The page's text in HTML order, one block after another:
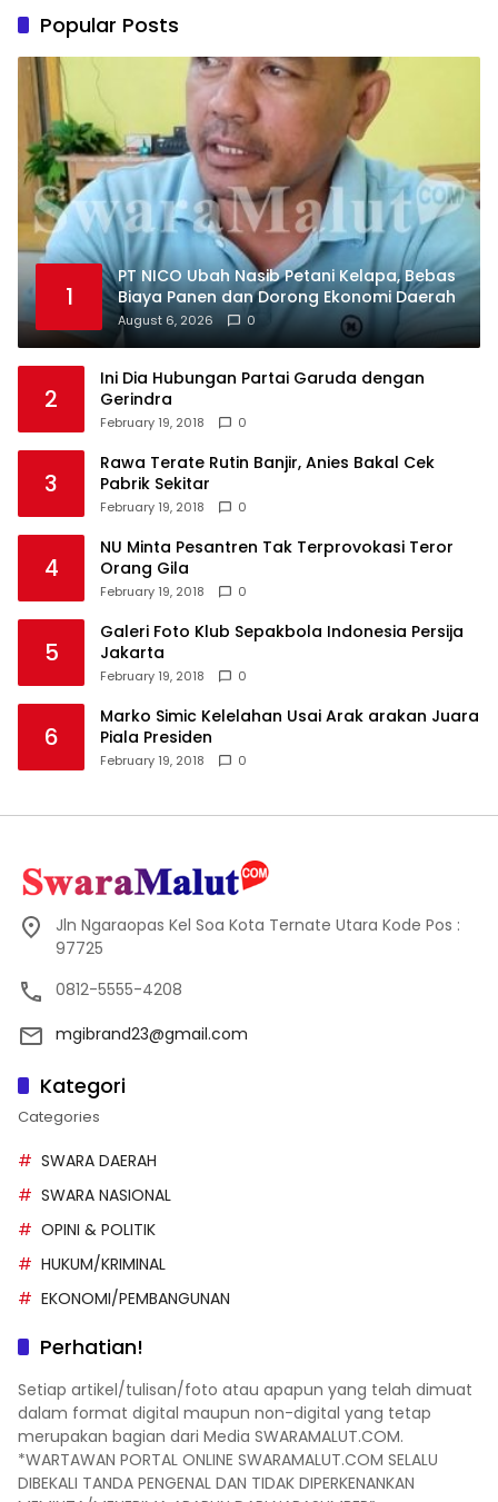
Popular Posts
1
PT NICO Ubah Nasib Petani Kelapa, Bebas
Biaya Panen dan Dorong Ekonomi Daerah
August 6, 2026 0
2
Ini Dia Hubungan Partai Garuda dengan
Gerindra
February 19, 2018 0
3
Rawa Terate Rutin Banjir, Anies Bakal Cek
Pabrik Sekitar
February 19, 2018 0
4
NU Minta Pesantren Tak Terprovokasi Teror
Orang Gila
February 19, 2018 0
5
Galeri Foto Klub Sepakbola Indonesia Persija
Jakarta
February 19, 2018 0
6
Marko Simic Kelelahan Usai Arak arakan Juara
Piala Presiden
February 19, 2018 0
Jln Ngaraopas Kel Soa Kota Ternate Utara Kode Pos :
97725
0812-5555-4208
mgibrand23@gmail.com
Kategori
Categories
SWARA DAERAH
SWARA NASIONAL
OPINI & POLITIK
HUKUM/KRIMINAL
EKONOMI/PEMBANGUNAN
Perhatian!
Setiap artikel/tulisan/foto atau apapun yang telah dimuat
dalam format digital maupun non-digital yang tetap
merupakan bagian dari Media SWARAMALUT.COM.
*WARTAWAN PORTAL ONLINE SWARAMALUT.COM SELALU
DIBEKALI TANDA PENGENAL DAN TIDAK DIPERKENANKAN